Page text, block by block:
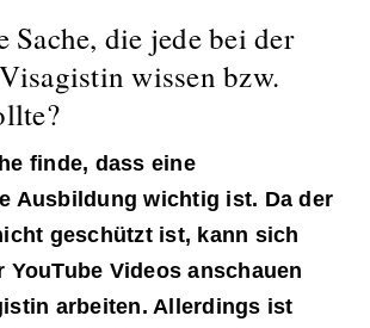
Sache, die jede bei der
wissen bzw.
finde, dass eine
Ausbildung wichtig ist. Da der
geschützt ist, kann sich
YouTube Videos anschauen
arbeiten. Allerdings ist